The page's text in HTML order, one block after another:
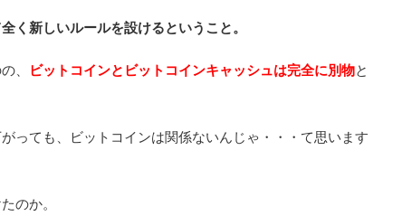
く新しいルールを設けるということ。
、 ビットコインとビットコインキャッシュは完全に別物と
っても、ビットコインは関係ないんじゃ・・・て思います
のか。